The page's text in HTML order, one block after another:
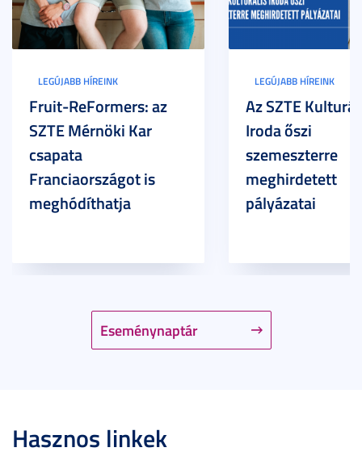
Eseménynaptár
LEGÚJABB HÍREINK
Fruit-ReFormers: az
SZTE Mérnöki Kar
csapata
Franciaországot is
meghódíthatja
LEGÚJABB HÍREINK
Az SZTE
Iroda őszi
szemeszterre
meghirdetett
pályázatai
Hasznos linkek